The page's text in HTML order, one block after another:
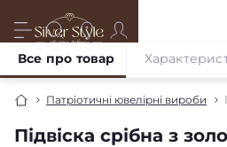
Патріотичні ювелірні вироби
Підвіска срібна з
Все про товар